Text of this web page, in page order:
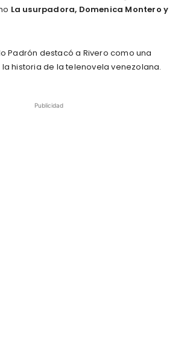
La usurpadora, Domenica Montero y
Padrón destacó a Rivero como una
la historia de la telenovela venezolana.
Publicidad